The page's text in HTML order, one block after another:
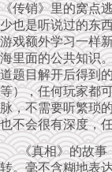
《传销》里的窝点
少也是听说过的东
游戏额外学习一样
海里面的公共知识
道题目解开后得到
等），任何玩家都
脉，不需要听繁琐
也不会很有深度，
《真相》的故事
转。毫不含糊地表